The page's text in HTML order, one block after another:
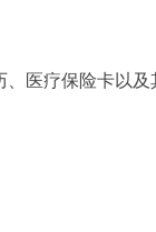
医疗保险卡以